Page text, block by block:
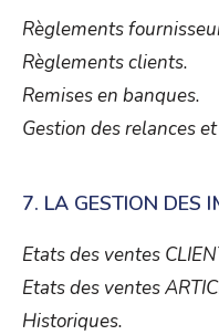
Règlements
Règlements clients.
Remises en banques.
Gestion des relances
7. LA GESTION DES
Etats des ventes
Etats des ventes
Historiques.